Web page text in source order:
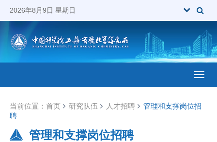
2026年8月9日 星期日
当前位置： 首页 研究队伍 人才招聘
管理和支撑岗位招
聘
管理和支撑岗位招聘